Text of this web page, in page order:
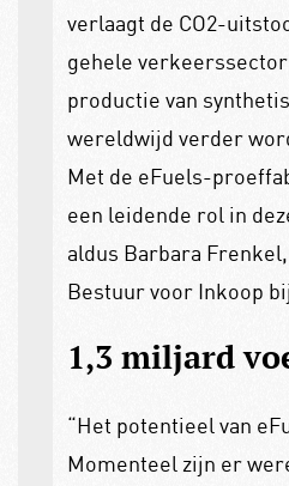
verlaagt de CO2-
gehele
productie van
wereldwijd verder
Met de eFuels-
een leidende rol in
aldus Barbara
Bestuur voor Inkoop
1,3 miljard
“Het potentieel van
Momenteel zijn er